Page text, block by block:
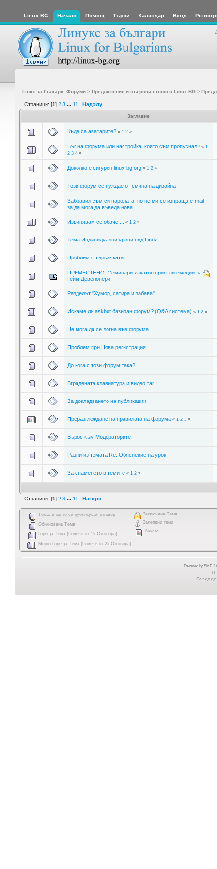
Linux-BG Начало Помощ Търси Календар Вход
Linux за българи: Форуми> Предложения и въпроси относно Linux-BG >
Страници: [1] 2 3 ... 11 Надолу
Заглавие
Къде са аватарите? « 1 2»
Бъг на форума или настройка, която съм пропуснал? « 1
2 3 4»
Доколко е сигурен linux-bg.org « 1 2»
Този форум се нуждае от смяна на дизайна
Забравил съм си паролата, но не ми се изпраща e-mail
за да мога да въведа нова
Извинявам се обаче ... « 1 2»
Тема Индивидуални уроци под Linux
Проблем с търсачката...
ПРЕМЕСТЕНО: Семинари хакатон приятни емоции за
Гейм Девелопери
Разделът "Хумор, сатира и забава"
Искаме ли askbot базиран форум? (Q&A система) « 1 2»
Не мога да се логна във форума
Проблем при Нова регистрация
До кога с този форум така?
Вградената клавиатура и видео таг.
За докладването на публикации
Преразглеждане на правилата на форума « 1 2 3»
Върос към Модераторите
Разни из темата Re: Обяснение на урок
За спаменето в темите « 1 2»
Страници: [1] 2 3 ... 11 Нагоре
Тема, в която си публикувал отговор
Обикновена Тема
Гореща Тема (Повече от 15 Отговора)
Много Гореща Тема (Повече от 25 Отговора)
Заключена Тема
Залепени теми
Анкета
Powered by SMF